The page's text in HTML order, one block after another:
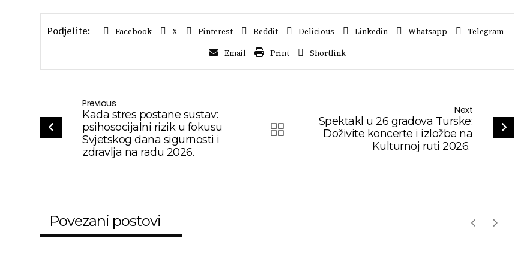
Facebook X Pinterest Reddit Delicious Linkedin Whatsapp Telegram
Email Print Shortlink
Previous
Kada stres postane sustav:
psihosocijalni rizik u fokusu
Svjetskog dana sigurnosti i
zdravlja na radu 2026.
Next
Spektakl u 26 gradova Turske:
Doživite koncerte i izložbe na
Kulturnoj ruti 2026.
Povezani postovi